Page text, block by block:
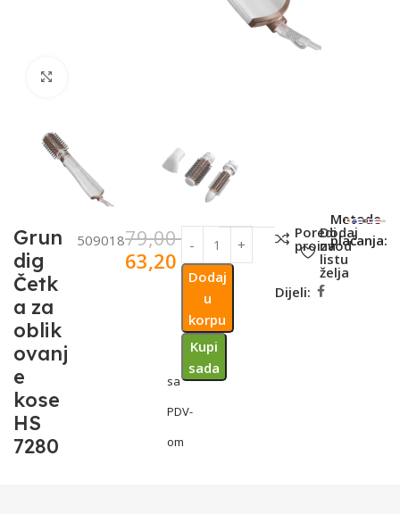
Grun
dig
Četk
a za
oblik
ovanj
e
kose
HS
7280
50901879,00
63,20KM
sa
PDV-
om
Dodaj
u
korpu
Kupi
sada
Poredi
proizvod
Dodaj
na
listu
želja
Dijeli:
Metode
plaćanja: